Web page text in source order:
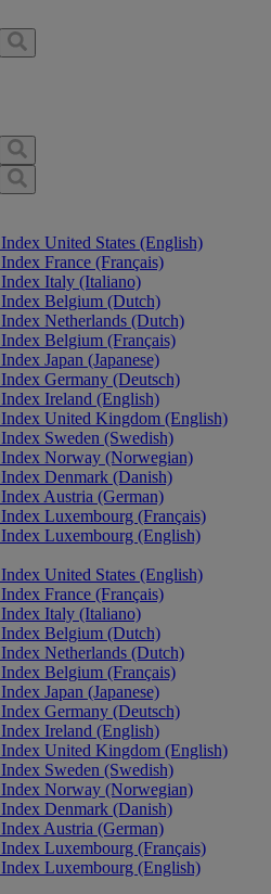
United States (English)
France (Français)
Italy (Italiano)
Belgium (Dutch)
Netherlands (Dutch)
Belgium (Français)
Japan (Japanese)
Germany (Deutsch)
Ireland (English)
United Kingdom (English)
Sweden (Swedish)
Norway (Norwegian)
Denmark (Danish)
Austria (German)
Luxembourg (Français)
Luxembourg (English)
United States (English)
France (Français)
Italy (Italiano)
Belgium (Dutch)
Netherlands (Dutch)
Belgium (Français)
Japan (Japanese)
Germany (Deutsch)
Ireland (English)
United Kingdom (English)
Sweden (Swedish)
Norway (Norwegian)
Denmark (Danish)
Austria (German)
Luxembourg (Français)
Luxembourg (English)